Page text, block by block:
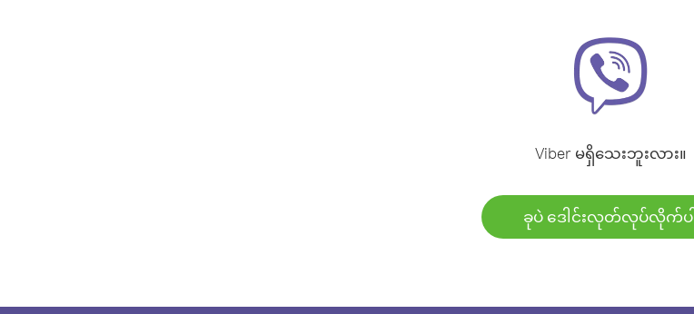
Viber မရှိသေးဘူးလား။
ခုပဲ ဒေါင်းလုတ်လုပ်လိုက်ပါ